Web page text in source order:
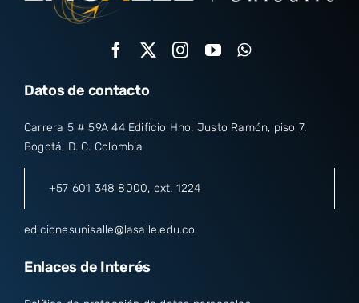
Datos de contacto
Carrera 5 # 59A 44 Edificio Hno. Justo Ramón, piso 7.
Bogotá, D. C. Colombia
+57 601 348 8000, ext. 1224
edicionesunisalle@lasalle.edu.co
Enlaces de Interés